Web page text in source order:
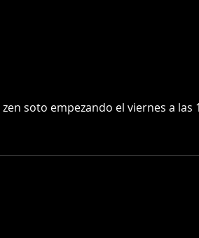
soto empezando el viernes a las